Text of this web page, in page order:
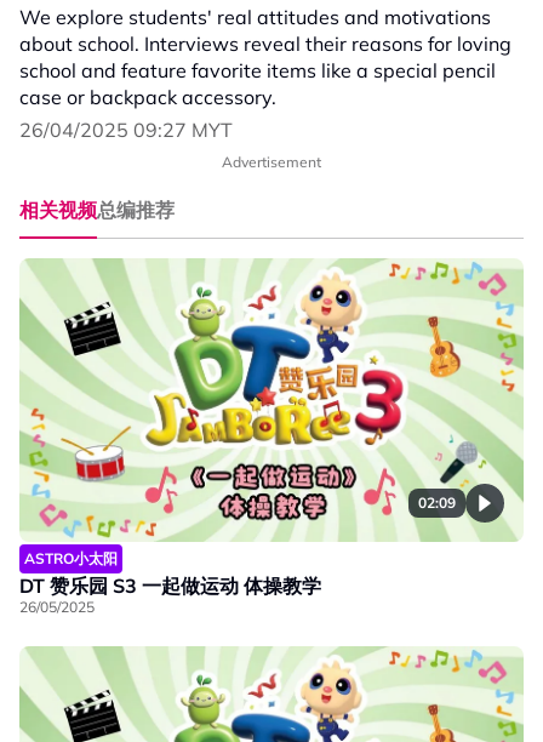
We explore students' real attitudes and motivations
about school. Interviews reveal their reasons for loving
school and feature favorite items like a special pencil
case or backpack accessory.
26/04/2025 09:27 MYT
Advertisement
相关视频总编推荐
02:09
ASTRO小太阳
DT 赞乐园 S3 一起做运动 体操教学
26/05/2025